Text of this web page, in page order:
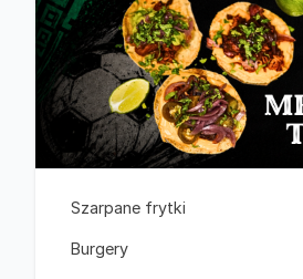
Szarpane frytki
Burgery